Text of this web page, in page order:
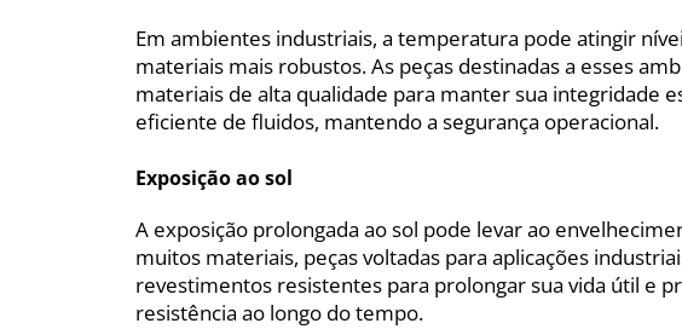
Em ambientes industriais, a temperatura pode atingir
materiais mais robustos. As peças destinadas a esses
materiais de alta qualidade para manter sua integridade
eficiente de fluidos, mantendo a segurança operacional.
Exposição ao sol
A exposição prolongada ao sol pode levar ao
muitos materiais, peças voltadas para aplicações
revestimentos resistentes para prolongar sua vida útil e
resistência ao longo do tempo.